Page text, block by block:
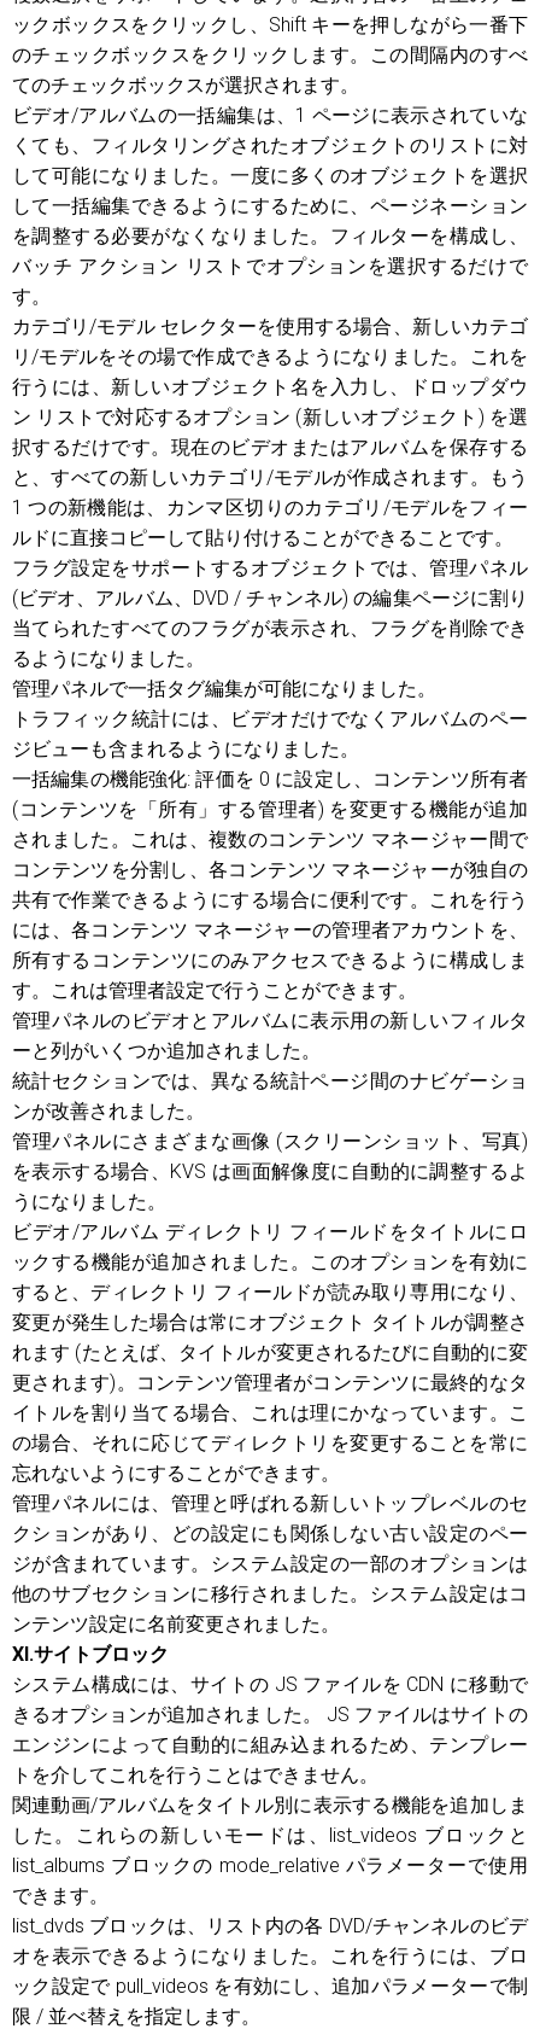
ックボックスをクリックし、Shift キーを押しながら一番下
のチェックボックスをクリックします。この間隔内のすべ
てのチェックボックスが選択されます。
ビデオ/アルバムの一括編集は、1 ページに表示されていな
くても、フィルタリングされたオブジェクトのリストに対
して可能になりました。一度に多くのオブジェクトを選択
して一括編集できるようにするために、ページネーション
を調整する必要がなくなりました。フィルターを構成し、
バッチ アクション リストでオプションを選択するだけで
す。
カテゴリ/モデル セレクターを使用する場合、新しいカテゴ
リ/モデルをその場で作成できるようになりました。これを
行うには、新しいオブジェクト名を入力し、ドロップダウ
ン リストで対応するオプション (新しいオブジェクト) を選
択するだけです。現在のビデオまたはアルバムを保存する
と、すべての新しいカテゴリ/モデルが作成されます。もう
1 つの新機能は、カンマ区切りのカテゴリ/モデルをフィー
ルドに直接コピーして貼り付けることができることです。
フラグ設定をサポートするオブジェクトでは、管理パネル
(ビデオ、アルバム、DVD / チャンネル) の編集ページに割り
当てられたすべてのフラグが表示され、フラグを削除でき
るようになりました。
管理パネルで一括タグ編集が可能になりました。
トラフィック統計には、ビデオだけでなくアルバムのペー
ジビューも含まれるようになりました。
一括編集の機能強化: 評価を 0 に設定し、コンテンツ所有者
(コンテンツを「所有」する管理者) を変更する機能が追加
されました。これは、複数のコンテンツ マネージャー間で
コンテンツを分割し、各コンテンツ マネージャーが独自の
共有で作業できるようにする場合に便利です。これを行う
には、各コンテンツ マネージャーの管理者アカウントを、
所有するコンテンツにのみアクセスできるように構成しま
す。これは管理者設定で行うことができます。
管理パネルのビデオとアルバムに表示用の新しいフィルタ
ーと列がいくつか追加されました。
統計セクションでは、異なる統計ページ間のナビゲーショ
ンが改善されました。
管理パネルにさまざまな画像 (スクリーンショット、写真)
を表示する場合、KVS は画面解像度に自動的に調整するよ
うになりました。
ビデオ/アルバム ディレクトリ フィールドをタイトルにロ
ックする機能が追加されました。このオプションを有効に
すると、ディレクトリ フィールドが読み取り専用になり、
変更が発生した場合は常にオブジェクト タイトルが調整さ
れます (たとえば、タイトルが変更されるたびに自動的に変
更されます)。コンテンツ管理者がコンテンツに最終的なタ
イトルを割り当てる場合、これは理にかなっています。こ
の場合、それに応じてディレクトリを変更することを常に
忘れないようにすることができます。
管理パネルには、管理と呼ばれる新しいトップレベルのセ
クションがあり、どの設定にも関係しない古い設定のペー
ジが含まれています。システム設定の一部のオプションは
他のサブセクションに移行されました。システム設定はコ
ンテンツ設定に名前変更されました。
XI.サイトブロック
システム構成には、サイトの JS ファイルを CDN に移動で
きるオプションが追加されました。 JS ファイルはサイトの
エンジンによって自動的に組み込まれるため、テンプレー
トを介してこれを行うことはできません。
関連動画/アルバムをタイトル別に表示する機能を追加しま
した。これらの新しいモードは、list_videos ブロックと
list_albums ブロックの mode_relative パラメーターで使用
できます。
list_dvds ブロックは、リスト内の各 DVD/チャンネルのビデ
オを表示できるようになりました。これを行うには、ブロ
ック設定で pull_videos を有効にし、追加パラメーターで制
限 / 並べ替えを指定します。